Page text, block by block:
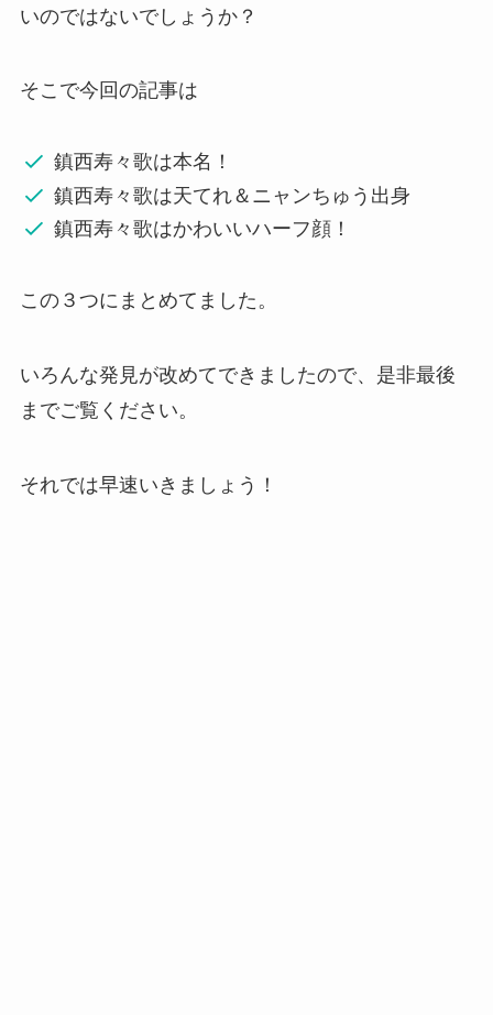
いのではないでしょうか？
そこで今回の記事は
鎮西寿々歌は本名！
鎮西寿々歌は天てれ＆ニャンちゅう出身
鎮西寿々歌はかわいいハーフ顔！
この３つにまとめてました。
いろんな発見が改めてできましたので、是非最後
までご覧ください。
それでは早速いきましょう！